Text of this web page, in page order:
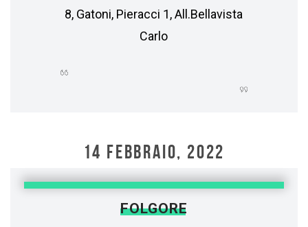
8, Gatoni, Pieracci 1, All.Bellavista
Carlo
14 FEBBRAIO, 2022
FOLGORE